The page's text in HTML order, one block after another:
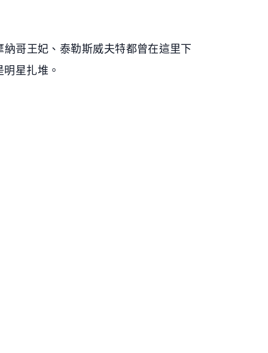
哥王妃、泰勒斯威夫特都曾在這里下
星扎堆。